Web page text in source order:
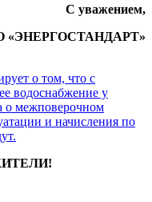
С уважением,
«ЭНЕРГОСТАНДАРТ»
о том, что с
водоснабжение у
о межповерочном
и начисления по